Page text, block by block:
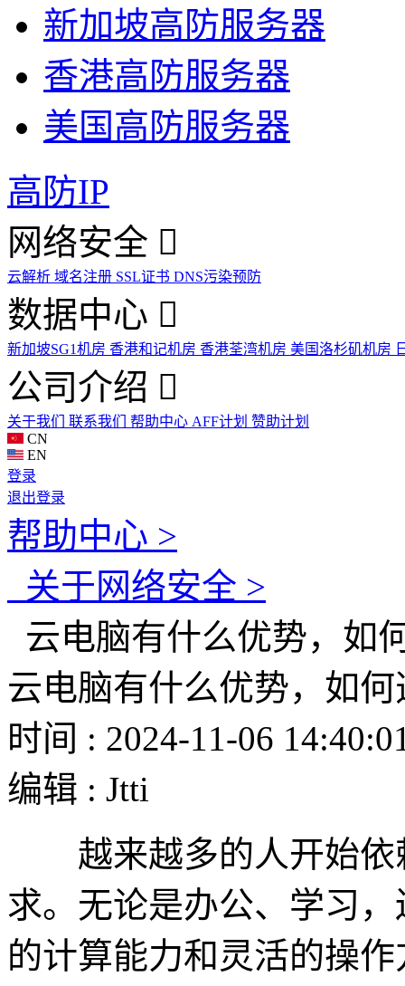
新加坡高防服务器
香港高防服务器
美国高防服务器
高防IP
网络安全
云解析 域名注册 SSL证书 DNS污染预防
数据中心
新加坡SG1机房 香港和记机房 香港荃湾机房 美国洛杉矶机房
公司介绍
关于我们 联系我们 帮助中心 AFF计划 赞助计划
CN
EN
登录
退出登录
帮助中心 >
关于网络安全 >
云电脑有什么优势，如
云电脑有什么优势，如
时间 : 2024-11-06
编辑 : Jtti
越来越多的人开始依
求。无论是办公、学习
的计算能力和灵活的操